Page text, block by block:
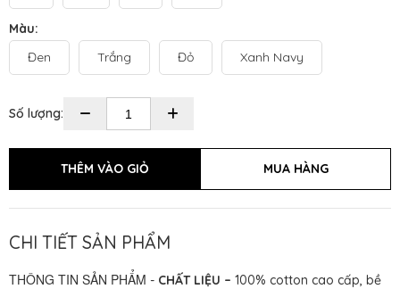
Màu:
Đen
Trắng Đỏ Xanh Navy
Số lượng:
CHI TIẾT SẢN PHẨM
THÔNG TIN SẢN PHẨM - CHẤT LIỆU – 100% cotton cao cấp, bề